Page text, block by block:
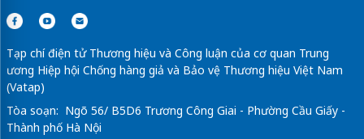
Tạp chí điện tử Thương hiệu và Công luận của cơ quan Trung
ương Hiệp hội Chống hàng giả và Bảo vệ Thương hiệu Việt Nam
(Vatap)
Tòa soạn: Ngõ 56/ B5D6 Trương Công Giai - Phường Cầu Giấy -
Thành phố Hà Nội